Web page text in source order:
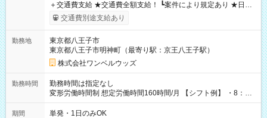
＋交通費支給 ★交通費全額支給！ ┗案件により規定あり ★日払
いOK！（規定あり） ┗働いたその日に現金GET♪ お仕事後はコ
ンビニATMから 日払い分を引き落とせます！ 【試用期間】試
交通費別途支給あり
勤務地
東京都八王子市
東京都八王子市明神町（最寄り駅：京王八王子駅）
株式会社ワンベルウッズ
勤務時間
勤務時間は指定なし
変形労働時間制 想定労働時間160時間/月 【シフト例】 ・8：00
～21：00
期間 単発・1日のみOK